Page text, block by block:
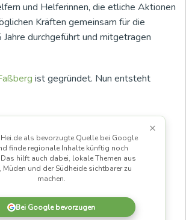
und Helferinnen, die etliche Aktionen
Kräften gemeinsam für die
durchgeführt und mitgetragen
ist gegründet. Nun entsteht
×
als bevorzugte Quelle bei Google
finde regionale Inhalte künftig noch
Das hilft auch dabei, lokale Themen aus
Müden und der Südheide sichtbarer zu
machen.
Bei Google bevorzugen